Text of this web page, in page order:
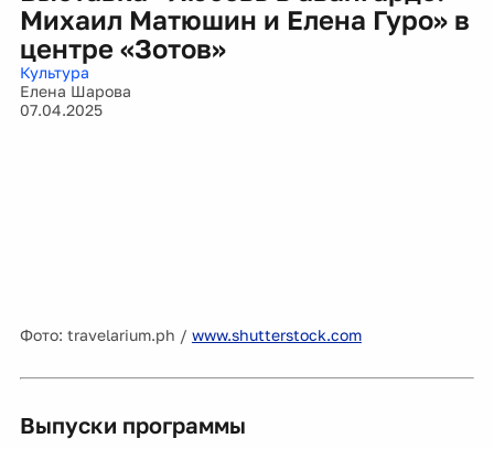
Михаил Матюшин и Елена Гуро» в
центре «Зотов»
Культура
Елена Шарова
07.04.2025
Фото: travelarium.ph / www.shutterstock.com
Выпуски программы